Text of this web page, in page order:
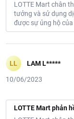
LOTTE Mart chân
tưởng và sử dụng
được sự ủng hộ
LL LAM L*****
10/06/2023
LOTTE Mart phản